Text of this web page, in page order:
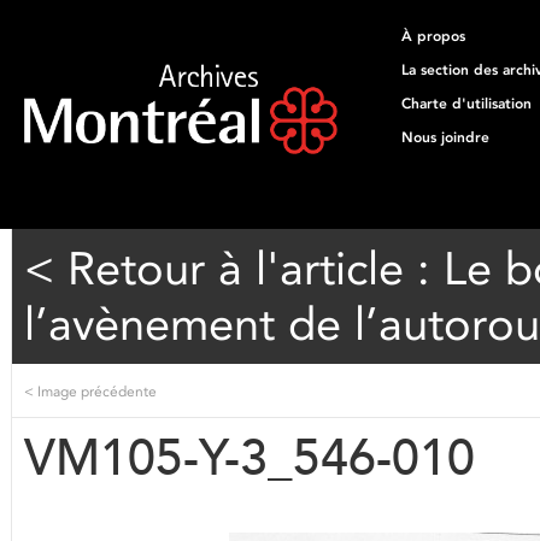
À propos
La section des
Charte d'utilisation
Nous joindre
< Retour à l'article : Le
l’avènement de
< Image précédente
VM105-Y-3_546-010